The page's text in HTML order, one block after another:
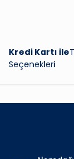
Kredi Kartı ile
Seçenekleri